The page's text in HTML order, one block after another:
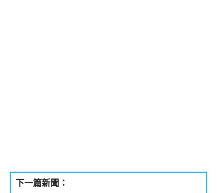
下一篇新聞：